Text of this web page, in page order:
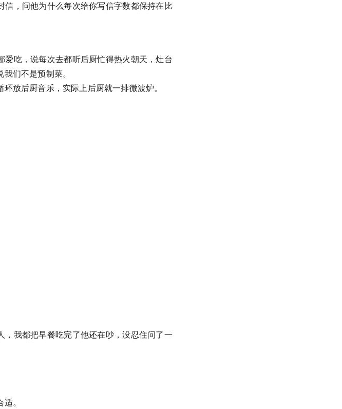
，问他为什么每次给你写信字数都保持在比
吃，说每次去都听后厨忙得热火朝天，灶台
们不是预制菜。
放后厨音乐，实际上后厨就一排微波炉。
我都把早餐吃完了他还在吵，没忍住问了一
。